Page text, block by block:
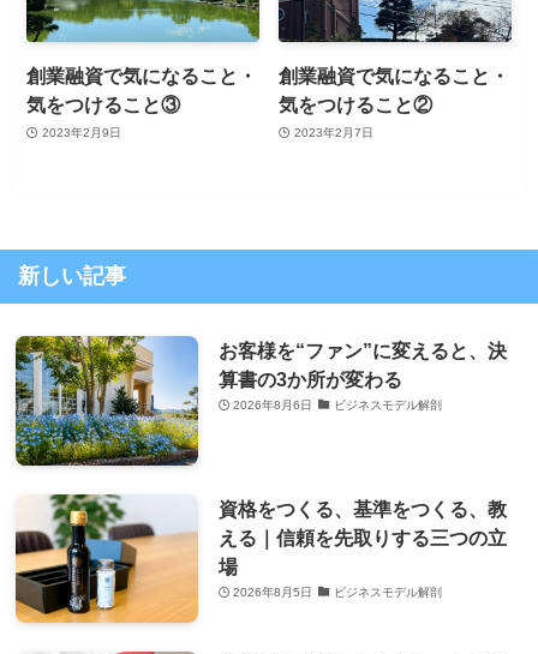
創業融資で気になること・
気をつけること③
2023年2月9日
創業融資で気になること・
気をつけること②
2023年2月7日
新しい記事
お客様を“ファン”に変えると、決
算書の3か所が変わる
2026年8月6日 ビジネスモデル解剖
資格をつくる、基準をつくる、教
える｜信頼を先取りする三つの立
場
2026年8月5日 ビジネスモデル解剖